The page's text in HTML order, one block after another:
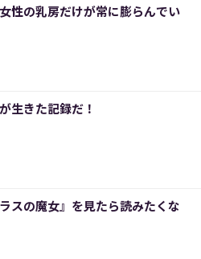
性の乳房だけが常に膨らんでい
生きた記録だ！
スの魔女』を見たら読みたくな